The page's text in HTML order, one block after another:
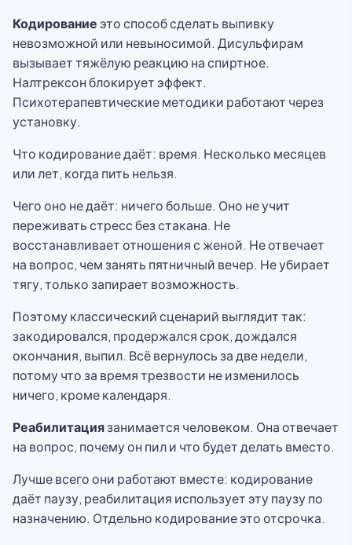
Кодирование это способ сделать выпивку
невозможной или невыносимой. Дисульфирам
вызывает тяжёлую реакцию на спиртное.
Налтрексон блокирует эффект.
Психотерапевтические методики работают через
установку.
Что кодирование даёт: время. Несколько месяцев
или лет, когда пить нельзя.
Чего оно не даёт: ничего больше. Оно не учит
переживать стресс без стакана. Не
восстанавливает отношения с женой. Не отвечает
на вопрос, чем занять пятничный вечер. Не убирает
тягу, только запирает возможность.
Поэтому классический сценарий выглядит так:
закодировался, продержался срок, дождался
окончания, выпил. Всё вернулось за две недели,
потому что за время трезвости не изменилось
ничего, кроме календаря.
Реабилитациязанимается человеком. Она отвечает
на вопрос, почему он пил и что будет делать вместо.
Лучше всего они работают вместе: кодирование
даёт паузу, реабилитация использует эту паузу по
назначению. Отдельно кодирование это отсрочка.